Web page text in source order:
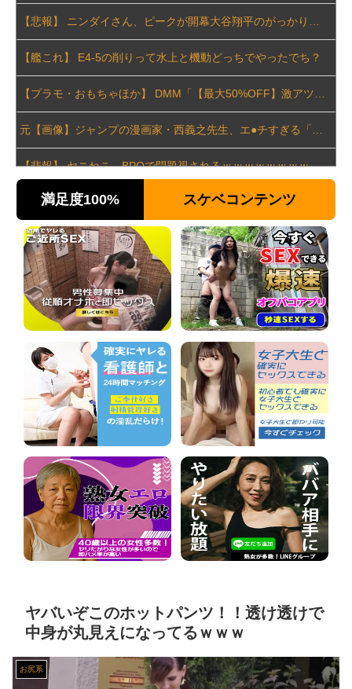
【艦これ】 E4-5の削りって水上と機動どっちでやったでち？
【悲報】 ヤニねこ、BPOで問題視されるｗｗｗｗｗｗｗｗｗｗｗｗｗ
中国企業Zbtlink製のルーター20機種にバックドア… 外部から完全制御のおそれ
中国「台風接近！」台風13号「三峡直撃予測」中国「上流大洪水！（三峡上流」中国都市「8/5の映像（動画」三峡ダム「緊急放流（決壊危機」中国「下流大水害（震え声」→
【株式投資】 韓国で「真夏の世の夢」崩壊、若者中心に多くの人が「人生オワタ」―中国メディア
【動画】 高速道路を走行中の車からリアガラスが飛んでくる事故(゜o゜)
【ニューヨーク】夫の股間を触る女にブチギレる妻
【動画】 音がカッコ良すぎるｗ！！でっかい「三角定規」のブーメラン！！
【マジで閲覧注意】 彼女がずっとエアコンを見上げていた。どうしたの？つけた方がいい？ → その時はまだ、本当の理由を知りませんでした…
美人JDが彼氏のオ○ニー用に送った動画、勝手に晒されて学校中の”共有オカズ” にされる
ちとせよしのさん(26)の限界突破のドスケベ尻 part2
生意気バレー部メスガキを生ハメでわからせる♥️????♥️????♥️
【動画】 じゅぼぼぼ！え！これが芸能人のフ●ラだ、綺麗な顔とお口でこんなことしているだ 笑
満足度100% スケベコンテンツ
ヤバいぞこのホットパンツ！！透け透けで
中身が丸見えになってるｗｗｗ
お尻系